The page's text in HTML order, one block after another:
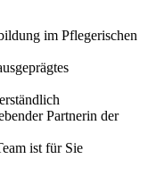
im Pflegerischen
Partnerin der
ist für Sie